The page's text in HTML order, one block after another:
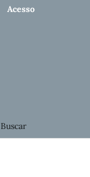
Buscar
Acesso